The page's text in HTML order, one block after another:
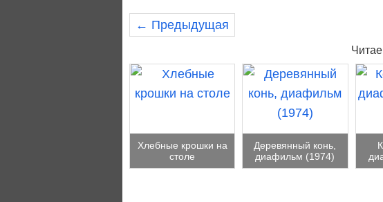
← Предыдущая
Хлебные крошки на
столе
Деревянный конь,
диафильм (1974)